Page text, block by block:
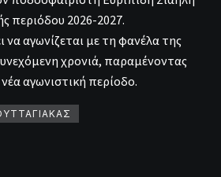
περιόδου 2026-2027.
να αγωνίζεται με τη φανέλα της
χρονιά, παραμένοντας
αγωνιστική περίοδο.